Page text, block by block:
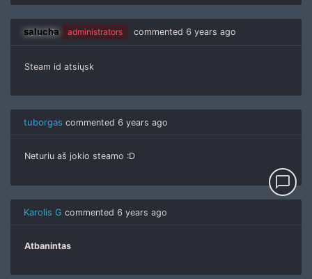
salucha administrators commented 6 years ago
Steam id atsiųsk
tuborgas commented 6 years ago
Neturiu aš jokio steamo :D
Karolis G commented 6 years ago
Atbanintas
chat_bubble_outline